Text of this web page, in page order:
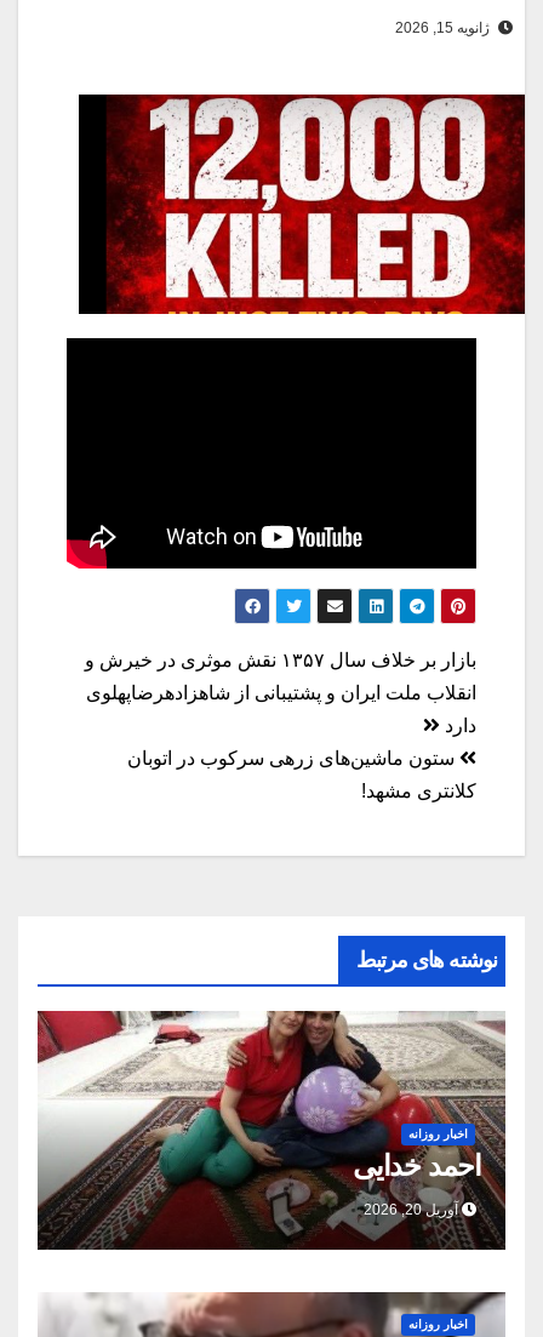
ژانویه 15, 2026
راهبری
نوشته
بازار بر خلاف سال ۱۳۵۷ نقش موثری در خیرش و
انقلاب ملت ایران و پشتیبانی از شاهزادهرضاپهلوی
دارد
ستون ماشین‌های زرهی سرکوب در اتوبان
کلانتری مشهد!
نوشته های مرتبط
اخبار روزانه
احمد خدایی
آوریل 20, 2026
اخبار روزانه